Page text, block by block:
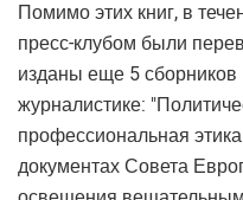
Помимо этих книг, в
пресс-клубом были
изданы еще 5
журналистике:
профессиональная
документах Совета